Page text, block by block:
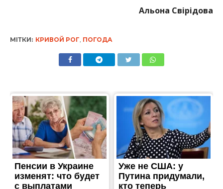
Альона Свірідова
МІТКИ: КРИВОЙ РОГ ПОГОДА